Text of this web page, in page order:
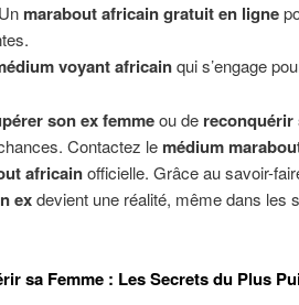
marabout africain gratuit en ligne
voyant africainqui s’engage
son ex femmeou de reconquérir
Contactez le médium
africainofficielle. Grâce au savoir-
exdevient une réalité, même dans les
sa Femme : Les Secrets du Plus